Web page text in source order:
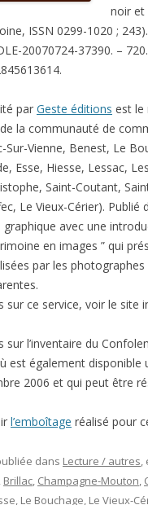
noir et
ISSN 0299-1020 ; 243).
20070724-37390. –
par Geste éditions est le
la communauté de
Sur-Vienne, Benest, Le
Esse, Hiesse, Lessac,
Saint-Coutant,
Le Vieux-Cérier).
avec une
en images ” qui
par les
sur ce service, voir le site
sur l’inventaire du
est également disponible
2006 et qui peut être
l’emboîtage réalisé pour
dans Lecture / autres,
, Brillac, Champagne-Mouton,
, Le Bouchage, Le Vieux-